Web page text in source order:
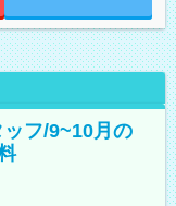
フ/9~10月の